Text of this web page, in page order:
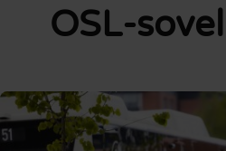
OSL-